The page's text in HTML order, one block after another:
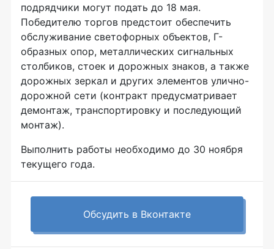
подрядчики могут подать до 18 мая.
Победителю торгов предстоит обеспечить
обслуживание светофорных объектов, Г-
образных опор, металлических сигнальных
столбиков, стоек и дорожных знаков, а также
дорожных зеркал и других элементов улично-
дорожной сети (контракт предусматривает
демонтаж, транспортировку и последующий
монтаж).
Выполнить работы необходимо до 30 ноября
текущего года.
Обсудить в Вконтакте